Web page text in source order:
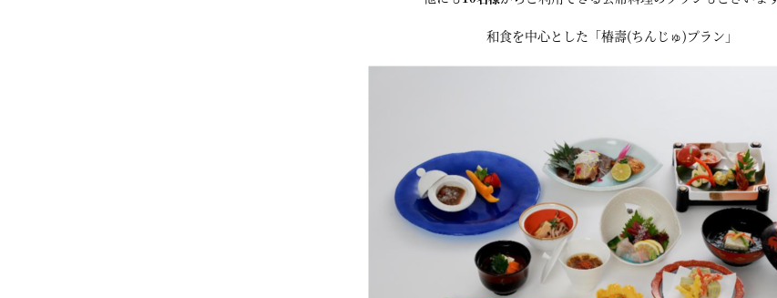
和食を中心とした「椿壽(ちんじゅ)プラン」